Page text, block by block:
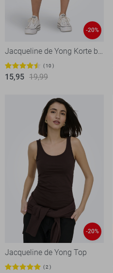
-20%
Jacqueline de Yong Korte broek
10
15,95 19,99
-20%
Jacqueline de Yong Top
2